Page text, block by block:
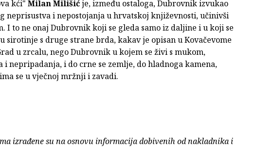
kći" Milan Milišićje, između ostaloga, Dubrovnik izvukao
neprisustva i nepostojanja u hrvatskoj književnosti, učinivši
I to ne onaj Dubrovnik koji se gleda samo iz daljine i u koji se
sirotinje s druge strane brda, kakav je opisan u Kovačevome
u zrcalu, nego Dubrovnik u kojem se živi s mukom,
nepripadanja, i do crne se zemlje, do hladnoga kamena,
se u vječnoj mržnji i zavadi.
izrađene su na osnovu informacija dobivenih od nakladnika i